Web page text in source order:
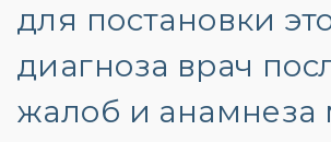
для постановки
диагноза врач
жалоб и анамнеза